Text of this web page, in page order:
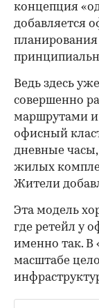
концепция
добавляется
Ведь здесь
совершенно
маршрутами и
офисный
дневные часы,
жилых
Жители
Эта модель
где ретейл у
именно так. В
масштабе